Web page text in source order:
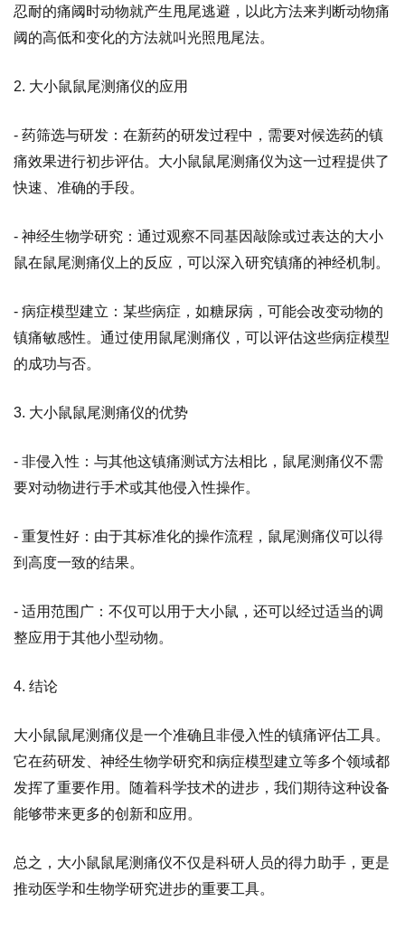
忍耐的痛阈时动物就产生甩尾逃避，以此方法来判断动物痛
阈的高低和变化的方法就叫光照甩尾法。
2. 大小鼠鼠尾测痛仪的应用
- 药筛选与研发：在新药的研发过程中，需要对候选药的镇
痛效果进行初步评估。大小鼠鼠尾测痛仪为这一过程提供了
快速、准确的手段。
- 神经生物学研究：通过观察不同基因敲除或过表达的大小
鼠在鼠尾测痛仪上的反应，可以深入研究镇痛的神经机制。
- 病症模型建立：某些病症，如糖尿病，可能会改变动物的
镇痛敏感性。通过使用鼠尾测痛仪，可以评估这些病症模型
的成功与否。
3. 大小鼠鼠尾测痛仪的优势
- 非侵入性：与其他这镇痛测试方法相比，鼠尾测痛仪不需
要对动物进行手术或其他侵入性操作。
- 重复性好：由于其标准化的操作流程，鼠尾测痛仪可以得
到高度一致的结果。
- 适用范围广：不仅可以用于大小鼠，还可以经过适当的调
整应用于其他小型动物。
4. 结论
大小鼠鼠尾测痛仪是一个准确且非侵入性的镇痛评估工具。
它在药研发、神经生物学研究和病症模型建立等多个领域都
发挥了重要作用。随着科学技术的进步，我们期待这种设备
能够带来更多的创新和应用。
总之，大小鼠鼠尾测痛仪不仅是科研人员的得力助手，更是
推动医学和生物学研究进步的重要工具。